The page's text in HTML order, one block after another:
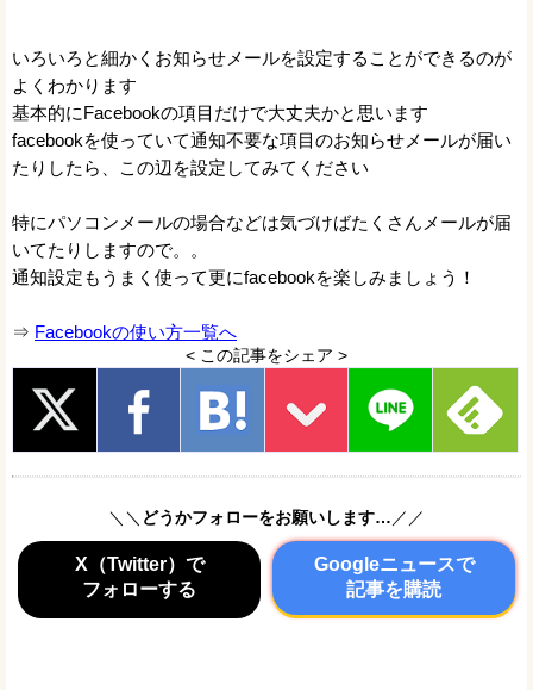
いろいろと細かくお知らせメールを設定することができるのが
よくわかります
基本的にFacebookの項目だけで大丈夫かと思います
facebookを使っていて通知不要な項目のお知らせメールが届い
たりしたら、この辺を設定してみてください
特にパソコンメールの場合などは気づけばたくさんメールが届
いてたりしますので。。
通知設定もうまく使って更にfacebookを楽しみましょう！
⇒ Facebookの使い方一覧へ
< この記事をシェア >
＼＼ どうかフォローをお願いします…／／
X（Twitter）で
フォローする
Googleニュースで
記事を購読